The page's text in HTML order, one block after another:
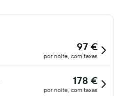
97 €
por noite, com taxas
178 €
por noite, com taxas